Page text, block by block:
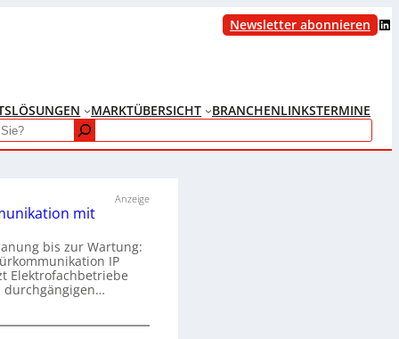
Newsletter abonnieren LinkedIn
LÖSUNGEN MARKTÜBERSICHT BRANCHENLINKSTERMINE
Anzeige
mit
bis zur Wartung:
IP
Elektrofachbetriebe
durchgängigen…